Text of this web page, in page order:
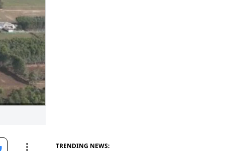
TRENDING NEWS: